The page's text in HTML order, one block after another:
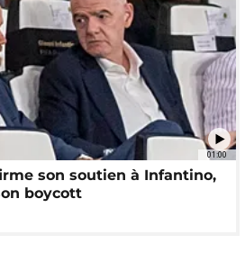
01:00
son soutien à Infantino,
boycott